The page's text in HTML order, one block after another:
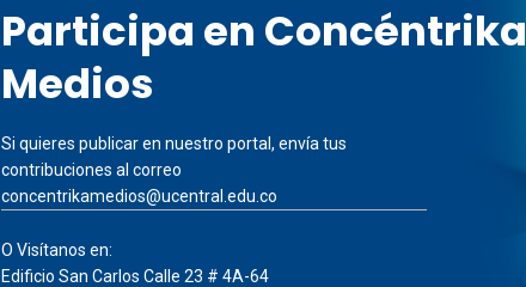
Participa en Concéntrika
Medios
Si quieres publicar en nuestro portal, envía tus
contribuciones al correo
concentrikamedios@ucentral.edu.co
O Visítanos en:
Edificio San Carlos Calle 23 # 4A-64